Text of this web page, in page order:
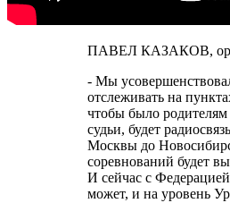
ПАВЕЛ КАЗАКОВ,
- Мы
отслеживать на
чтобы было родителям
судьи, будет
Москвы до
соревнований будет
И сейчас с
может, и на уровень